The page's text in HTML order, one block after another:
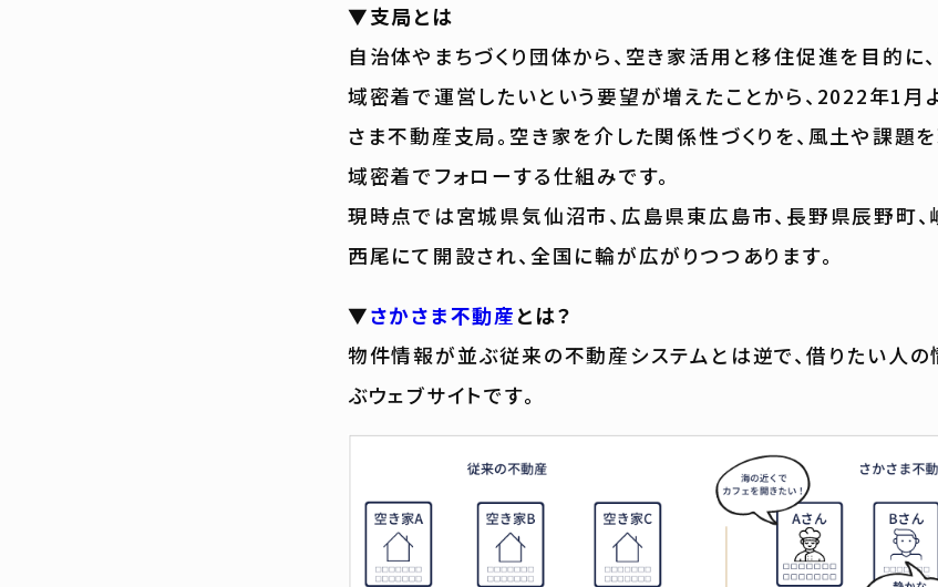
▼支局とは
自治体やまちづくり団体から、空き家活用と移住促進を目的に
域密着で運営したいという要望が増えたことから、2022年1月
さま不動産支局。空き家を介した関係性づくりを、風土や課題
域密着でフォローする仕組みです。
現時点では宮城県気仙沼市、広島県東広島市、長野県辰野町、
西尾にて開設され、全国に輪が広がりつつあります。
▼さかさま不動産とは？
物件情報が並ぶ従来の不動産システムとは逆で、借りたい人の
ぶウェブサイトです。